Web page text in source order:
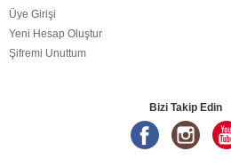
Üye Girişi
Yeni Hesap Oluştur
Şifremi Unuttum
Bizi Takip Edin